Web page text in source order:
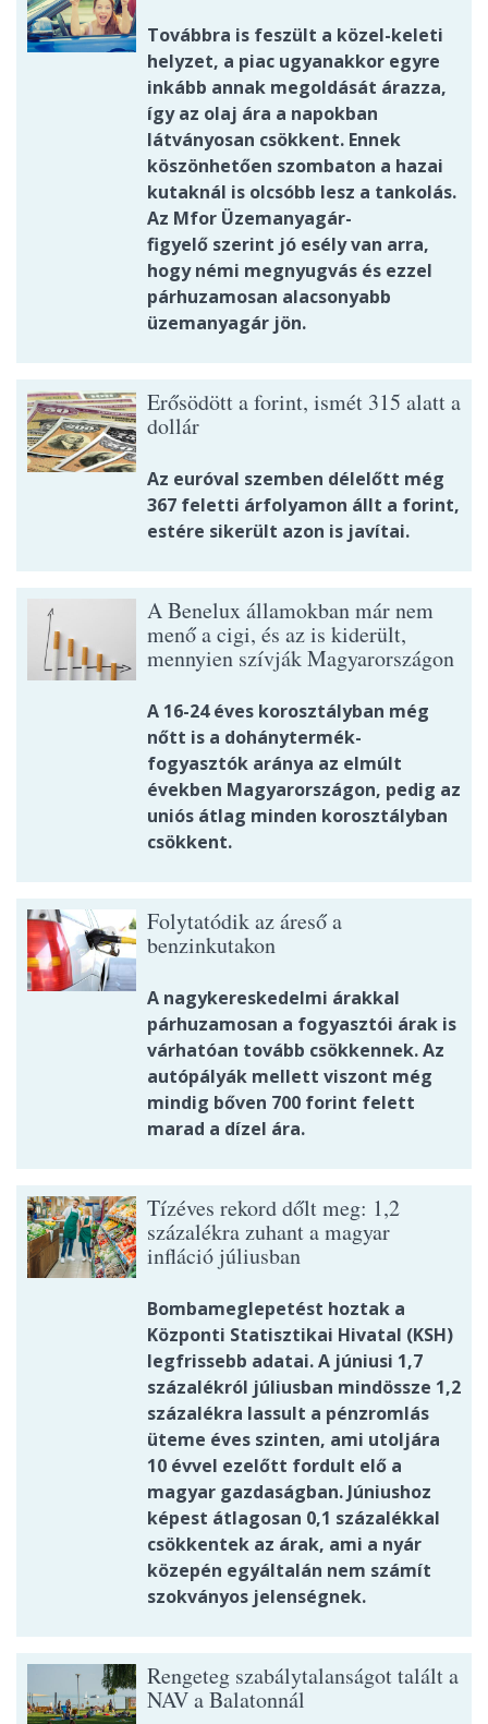
Továbbra is feszült a közel-keleti
helyzet, a piac ugyanakkor egyre
inkább annak megoldását árazza,
így az olaj ára a napokban
látványosan csökkent. Ennek
köszönhetően szombaton a hazai
kutaknál is olcsóbb lesz a tankolás.
Az Mfor Üzemanyagár-
figyelő szerint jó esély van arra,
hogy némi megnyugvás és ezzel
párhuzamosan alacsonyabb
üzemanyagár jön.
Erősödött a forint, ismét 315 alatt a
dollár
Az euróval szemben délelőtt még
367 feletti árfolyamon állt a forint,
estére sikerült azon is javítai.
A Benelux államokban már nem
menő a cigi, és az is kiderült,
mennyien szívják Magyarországon
A 16-24 éves korosztályban még
nőtt is a dohánytermék-
fogyasztók aránya az elmúlt
években Magyarországon, pedig az
uniós átlag minden korosztályban
csökkent.
Folytatódik az áreső a
benzinkutakon
A nagykereskedelmi árakkal
párhuzamosan a fogyasztói árak is
várhatóan tovább csökkennek. Az
autópályák mellett viszont még
mindig bőven 700 forint felett
marad a dízel ára.
Tízéves rekord dőlt meg: 1,2
százalékra zuhant a magyar
infláció júliusban
Bombameglepetést hoztak a
Központi Statisztikai Hivatal (KSH)
legfrissebb adatai. A júniusi 1,7
százalékról júliusban mindössze 1,2
százalékra lassult a pénzromlás
üteme éves szinten, ami utoljára
10 évvel ezelőtt fordult elő a
magyar gazdaságban. Júniushoz
képest átlagosan 0,1 százalékkal
csökkentek az árak, ami a nyár
közepén egyáltalán nem számít
szokványos jelenségnek.
Rengeteg szabálytalanságot talált a
NAV a Balatonnál